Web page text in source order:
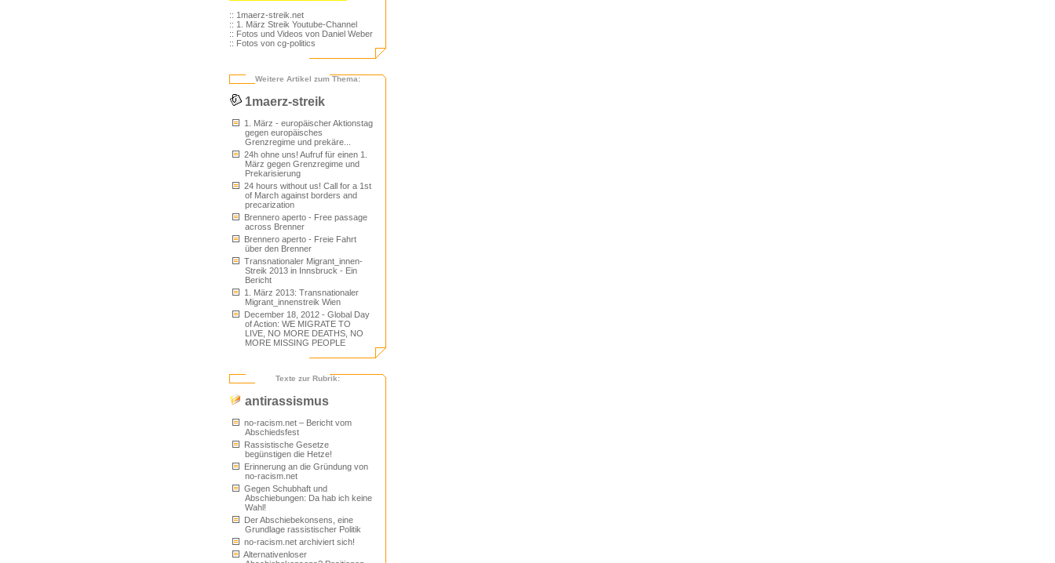
:: 1maerz-streik.net
:: 1. März Streik Youtube-Channel
:: Fotos und Videos von Daniel Weber
:: Fotos von cg-politics
Weitere Artikel zum Thema:
1maerz-streik
1. März - europäischer Aktionstag
gegen europäisches
Grenzregime und prekäre...
24h ohne uns! Aufruf für einen 1.
März gegen Grenzregime und
Prekarisierung
24 hours without us! Call for a 1st
of March against borders and
precarization
Brennero aperto - Free passage
across Brenner
Brennero aperto - Freie Fahrt
über den Brenner
Transnationaler Migrant_innen-
Streik 2013 in Innsbruck - Ein
Bericht
1. März 2013: Transnationaler
Migrant_innenstreik Wien
December 18, 2012 - Global Day
of Action: WE MIGRATE TO
LIVE, NO MORE DEATHS, NO
MORE MISSING PEOPLE
Texte zur Rubrik:
antirassismus
no-racism.net – Bericht vom
Abschiedsfest
Rassistische Gesetze
begünstigen die Hetze!
Erinnerung an die Gründung von
no-racism.net
Gegen Schubhaft und
Abschiebungen: Da hab ich keine
Wahl!
Der Abschiebekonsens, eine
Grundlage rassistischer Politik
no-racism.net archiviert sich!
Alternativenloser